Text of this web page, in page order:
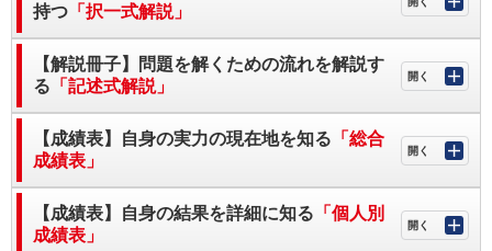
持つ 「択一式解説」
【解説冊子】問題を解くための流れを解説す
る 「記述式解説」
【成績表】自身の実力の現在地を知る 「総合
成績表」
【成績表】自身の結果を詳細に知る 「個人別
成績表」